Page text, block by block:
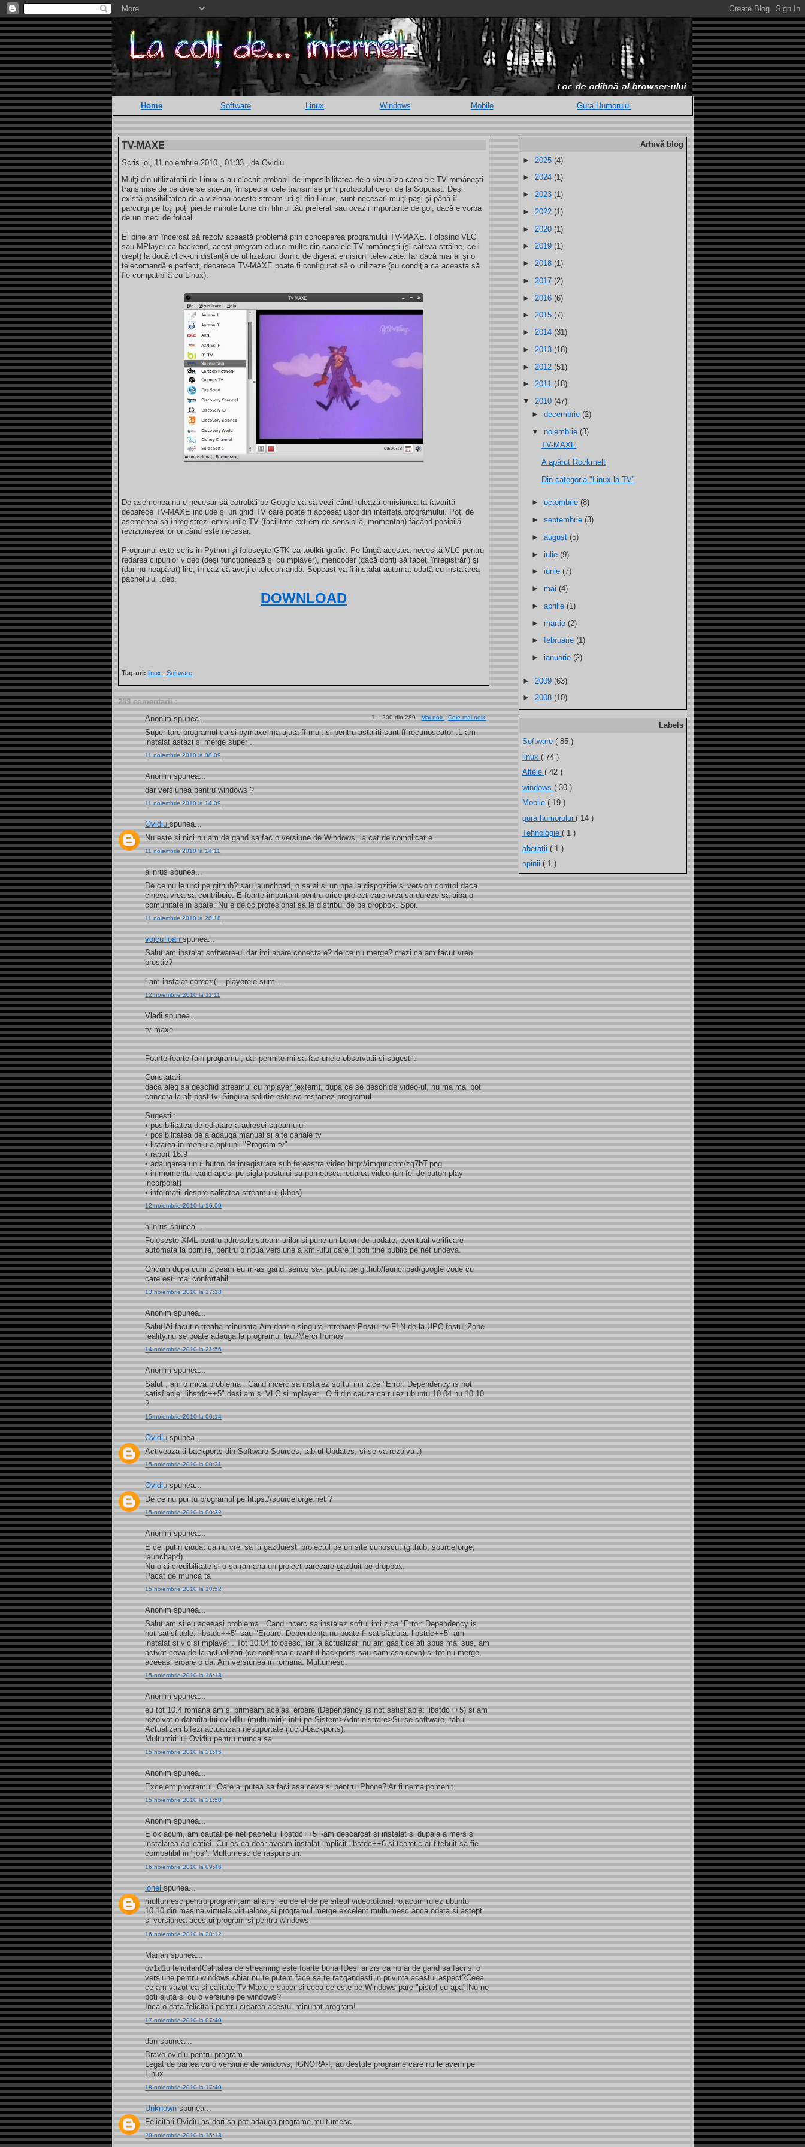
Home Software Linux Windows Mobile Gura Humorului
TV-MAXE
Scris joi, 11 noiembrie 2010 , 01:33 , de Ovidiu
Mulţi din utilizatorii de Linux s-au ciocnit probabil de imposibilitatea de a vizualiza canalele TV româneşti
transmise de pe diverse site-uri, în special cele transmise prin protocolul celor de la Sopcast. Deşi
există posibilitatea de a viziona aceste stream-uri şi din Linux, sunt necesari mulţi paşi şi până îi
parcurgi pe toţi poţi pierde minute bune din filmul tău preferat sau ocazii importante de gol, dacă e vorba
de un meci de fotbal.
Ei bine am încercat să rezolv această problemă prin conceperea programului TV-MAXE. Folosind VLC
sau MPlayer ca backend, acest program aduce multe din canalele TV româneşti (şi câteva străine, ce-i
drept) la două click-uri distanţă de utilizatorul dornic de digerat emisiuni televizate. Iar dacă mai ai şi o
telecomandă e perfect, deoarece TV-MAXE poate fi configurat să o utilizeze (cu condiţia ca aceasta să
fie compatibilă cu Linux).
De asemenea nu e necesar să cotrobăi pe Google ca să vezi când rulează emisiunea ta favorită
deoarece TV-MAXE include şi un ghid TV care poate fi accesat uşor din interfaţa programului. Poţi de
asemenea să înregistrezi emisiunile TV (facilitate extrem de sensibilă, momentan) făcând posibilă
revizionarea lor oricând este necesar.
Programul este scris in Python şi foloseşte GTK ca toolkit grafic. Pe lângă acestea necesită VLC pentru
redarea clipurilor video (deşi funcţionează şi cu mplayer), mencoder (dacă doriţi să faceţi înregistrări) şi
(dar nu neapărat) lirc, în caz că aveţi o telecomandă. Sopcast va fi instalat automat odată cu instalarea
pachetului .deb.
DOWNLOAD
Tag-uri: linux ,Software
289 comentarii :
1 – 200 din 289Mai noi› Cele mai noi»
Anonim spunea...
Super tare programul ca si pymaxe ma ajuta ff mult si pentru asta iti sunt ff recunoscator .L-am
instalat astazi si merge super .
11 noiembrie 2010 la 08:09
Anonim spunea...
dar versiunea pentru windows ?
11 noiembrie 2010 la 14:09
Ovidiuspunea...
Nu este si nici nu am de gand sa fac o versiune de Windows, la cat de complicat e
11 noiembrie 2010 la 14:11
alinrus spunea...
De ce nu le urci pe github? sau launchpad, o sa ai si un ppa la dispozitie si version control daca
cineva vrea sa contribuie. E foarte important pentru orice proiect care vrea sa dureze sa aiba o
comunitate in spate. Nu e deloc profesional sa le distribui de pe dropbox. Spor.
11 noiembrie 2010 la 20:18
voicu ioanspunea...
Salut am instalat software-ul dar imi apare conectare? de ce nu merge? crezi ca am facut vreo
prostie?
l-am instalat corect:( .. playerele sunt....
12 noiembrie 2010 la 11:11
Vladi spunea...
tv maxe
Foarte foarte fain programul, dar permite-mi sa fac unele observatii si sugestii:
Constatari:
daca aleg sa deschid streamul cu mplayer (extern), dupa ce se deschide video-ul, nu ma mai pot
conecta la alt post tv. Singura solutie este sa restartez programul
Sugestii:
• posibilitatea de ediatare a adresei streamului
• posibilitatea de a adauga manual si alte canale tv
• listarea in meniu a optiunii "Program tv"
• raport 16:9
• adaugarea unui buton de inregistrare sub fereastra video http://imgur.com/zg7bT.png
• in momentul cand apesi pe sigla postului sa porneasca redarea video (un fel de buton play
incorporat)
• informatii despre calitatea streamului (kbps)
12 noiembrie 2010 la 16:09
alinrus spunea...
Foloseste XML pentru adresele stream-urilor si pune un buton de update, eventual verificare
automata la pornire, pentru o noua versiune a xml-ului care il poti tine public pe net undeva.
Oricum dupa cum ziceam eu m-as gandi serios sa-l public pe github/launchpad/google code cu
care esti mai confortabil.
13 noiembrie 2010 la 17:18
Anonim spunea...
Salut!Ai facut o treaba minunata.Am doar o singura intrebare:Postul tv FLN de la UPC,fostul Zone
reality,nu se poate adauga la programul tau?Merci frumos
14 noiembrie 2010 la 21:56
Anonim spunea...
Salut , am o mica problema . Cand incerc sa instalez softul imi zice "Error: Dependency is not
satisfiable: libstdc++5" desi am si VLC si mplayer . O fi din cauza ca rulez ubuntu 10.04 nu 10.10
?
15 noiembrie 2010 la 00:14
Ovidiuspunea...
Activeaza-ti backports din Software Sources, tab-ul Updates, si se va rezolva :)
15 noiembrie 2010 la 00:21
Ovidiuspunea...
De ce nu pui tu programul pe https://sourceforge.net ?
15 noiembrie 2010 la 09:32
Anonim spunea...
E cel putin ciudat ca nu vrei sa iti gazduiesti proiectul pe un site cunoscut (github, sourceforge,
launchapd).
Nu o ai credibilitate si o sa ramana un proiect oarecare gazduit pe dropbox.
Pacat de munca ta
15 noiembrie 2010 la 10:52
Anonim spunea...
Salut am si eu aceeasi problema . Cand incerc sa instalez softul imi zice "Error: Dependency is
not satisfiable: libstdc++5" sau "Eroare: Dependenţa nu poate fi satisfăcuta: libstdc++5" am
instalat si vlc si mplayer . Tot 10.04 folosesc, iar la actualizari nu am gasit ce ati spus mai sus, am
actvat ceva de la actualizari (ce continea cuvantul backports sau cam asa ceva) si tot nu merge,
aceeasi eroare o da. Am versiunea in romana. Multumesc.
15 noiembrie 2010 la 16:13
Anonim spunea...
eu tot 10.4 romana am si primeam aceiasi eroare (Dependency is not satisfiable: libstdc++5) si am
rezolvat-o datorita lui ov1d1u (multumiri): intri pe Sistem>Administrare>Surse software, tabul
Actualizari bifezi actualizari nesuportate (lucid-backports).
Multumiri lui Ovidiu pentru munca sa
15 noiembrie 2010 la 21:45
Anonim spunea...
Excelent programul. Oare ai putea sa faci asa ceva si pentru iPhone? Ar fi nemaipomenit.
15 noiembrie 2010 la 21:50
Anonim spunea...
E ok acum, am cautat pe net pachetul libstdc++5 l-am descarcat si instalat si dupaia a mers si
instalarea aplicatiei. Curios ca doar aveam instalat implicit libstdc++6 si teoretic ar fitebuit sa fie
compatibil in "jos". Multumesc de raspunsuri.
16 noiembrie 2010 la 09:46
ionelspunea...
multumesc pentru program,am aflat si eu de el de pe siteul videotutorial.ro,acum rulez ubuntu
10.10 din masina virtuala virtualbox,si programul merge excelent multumesc anca odata si astept
si versiunea acestui program si pentru windows.
16 noiembrie 2010 la 20:12
Marian spunea...
ov1d1u felicitari!Calitatea de streaming este foarte buna !Desi ai zis ca nu ai de gand sa faci si o
versiune pentru windows chiar nu te putem face sa te razgandesti in privinta acestui aspect?Ceea
ce am vazut ca si calitate Tv-Maxe e super si ceea ce este pe Windows pare "pistol cu apa"!Nu ne
poti ajuta si cu o versiune pe windows?
Inca o data felicitari pentru crearea acestui minunat program!
17 noiembrie 2010 la 07:49
dan spunea...
Bravo ovidiu pentru program.
Legat de partea cu o versiune de windows, IGNORA-I, au destule programe care nu le avem pe
Linux
18 noiembrie 2010 la 17:49
Unknownspunea...
Felicitari Ovidiu,as dori sa pot adauga programe,multumesc.
20 noiembrie 2010 la 15:13
Arhivă blog
► 2025 (4)
► 2024 (1)
► 2023 (1)
► 2022 (1)
► 2020 (1)
► 2019 (1)
► 2018 (1)
► 2017 (2)
► 2016 (6)
► 2015 (7)
► 2014 (31)
► 2013 (18)
► 2012 (51)
► 2011 (18)
▼ 2010 (47)
►decembrie(2)
▼noiembrie(3)
TV-MAXE
A apărut Rockmelt
Din categoria "Linux la TV"
►octombrie(8)
►septembrie(3)
►august(5)
►iulie(9)
►iunie(7)
►mai(4)
►aprilie(1)
►martie(2)
►februarie(1)
►ianuarie(2)
► 2009 (63)
► 2008 (10)
Labels
Software ( 85 )
linux ( 74 )
Altele ( 42 )
windows ( 30 )
Mobile ( 19 )
gura humorului ( 14 )
Tehnologie ( 1 )
aberatii ( 1 )
opinii ( 1 )